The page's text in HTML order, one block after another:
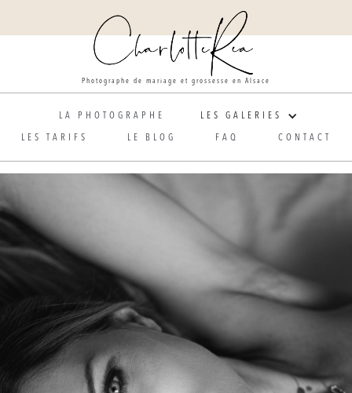
Photographe de mariage et grossesse en Alsace
LA PHOTOGRAPHE LES GALERIES
LES TARIFS LE BLOG FAQ CONTACT